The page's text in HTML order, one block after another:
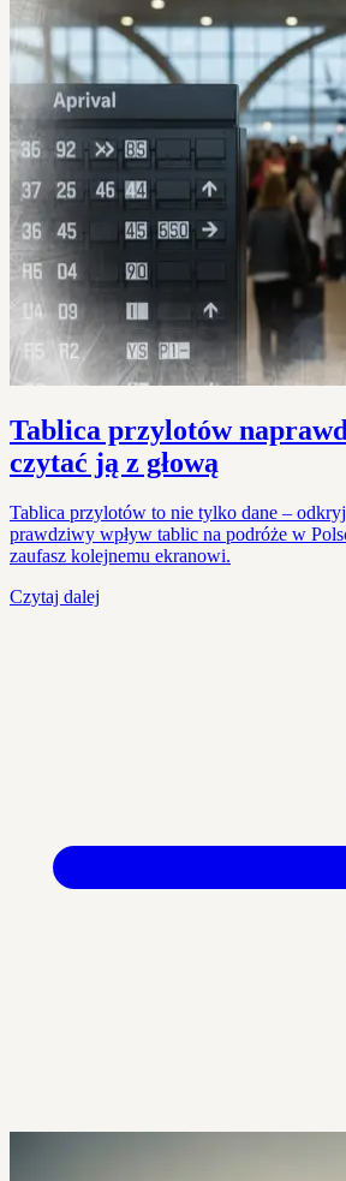
Tablica przylotów
czytać ją z głową
Tablica przylotów to nie tylko dane –
prawdziwy wpływ tablic na podróże w
zaufasz kolejnemu ekranowi.
Czytaj dalej